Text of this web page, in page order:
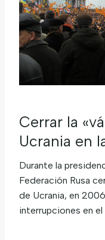
Cerrar la
Ucrania en
Durante la
Federación Rusa
de Ucrania, en
interrupciones en